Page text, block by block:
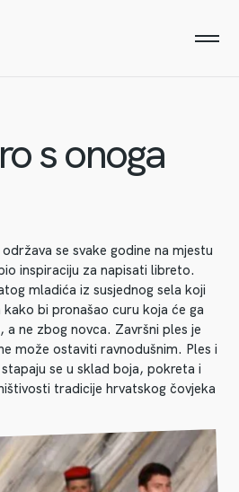
s onoga
se svake godine na mjestu
inspiraciju za napisati libreto.
mladića iz susjednog sela koji
bi pronašao curu koja će ga
a ne zbog novca. Završni ples je
može ostaviti ravnodušnim. Ples i
se u sklad boja, pokreta i
tradicije hrvatskog čovjeka